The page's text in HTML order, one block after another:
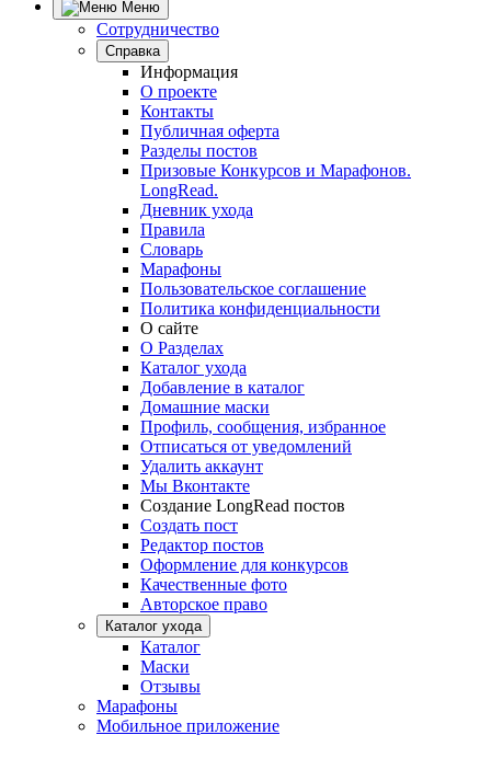
Меню
Сотрудничество
Справка
Информация
О проекте
Контакты
Публичная оферта
Разделы постов
Призовые Конкурсов и Марафонов.
LongRead.
Дневник ухода
Правила
Словарь
Марафоны
Пользовательское соглашение
Политика конфиденциальности
О сайте
О Разделах
Каталог ухода
Добавление в каталог
Домашние маски
Профиль, сообщения, избранное
Отписаться от уведомлений
Удалить аккаунт
Мы Вконтакте
Создание LongRead постов
Создать пост
Редактор постов
Оформление для конкурсов
Качественные фото
Авторское право
Каталог ухода
Каталог
Маски
Отзывы
Марафоны
Мобильное приложение